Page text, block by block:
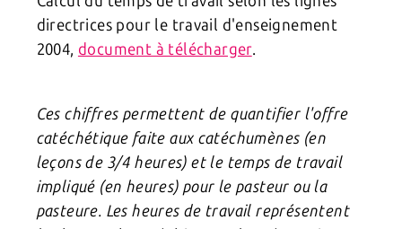
directrices pour le travail d'enseignement
2004, document à télécharger.
Ces chiffres permettent de quantifier l'offre
catéchétique faite aux catéchumènes (en
leçons de 3/4 heures) et le temps de travail
impliqué (en heures) pour le pasteur ou la
pasteure. Les heures de travail représentent